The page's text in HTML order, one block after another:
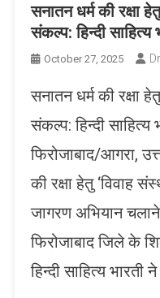
सनातन धर्म की रक्षा
संकल्प: हिन्दी
October 27, 2025
सनातन धर्म की रक्षा
संकल्प: हिन्दी
फिरोजाबाद/आगरा,
की रक्षा हेतु ‘विवाह
जागरण अभियान चलाने
फिरोजाबाद जिले के
हिन्दी साहित्य भारती